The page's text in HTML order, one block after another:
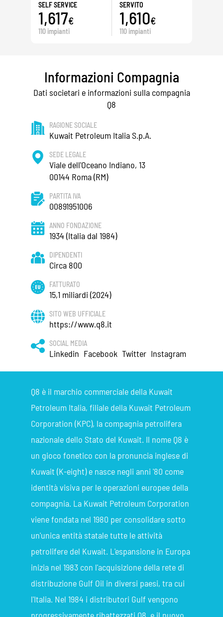
SELF SERVICE
1,617€
110 impianti
SERVITO
1,610€
110 impianti
Informazioni Compagnia
Dati societari e informazioni sulla compagnia
Q8
RAGIONE SOCIALE
Kuwait Petroleum Italia S.p.A.
SEDE LEGALE
Viale dell'Oceano Indiano, 13
00144 Roma (RM)
PARTITA IVA
00891951006
ANNO FONDAZIONE
1934 (Italia dal 1984)
DIPENDENTI
Circa 800
FATTURATO
15,1 miliardi (2024)
SITO WEB UFFICIALE
https://www.q8.it
SOCIAL MEDIA
Linkedin Facebook Twitter Instagram
Q8 è il marchio commerciale della Kuwait
Petroleum Italia, filiale della Kuwait Petroleum
Corporation (KPC), la compagnia petrolifera
nazionale dello Stato del Kuwait. Il nome Q8 è
un gioco fonetico con la pronuncia inglese di
Kuwait (K-eight) e nasce negli anni '80 come
identità visiva per le operazioni europee della
compagnia. La Kuwait Petroleum Corporation
viene fondata nel 1980 per consolidare sotto
un'unica entità statale tutte le attività
petrolifere del Kuwait. L'espansione in Europa
inizia nel 1983 con l'acquisizione della rete di
distribuzione Gulf Oil in diversi paesi, tra cui
l'Italia. Nel 1984 i distributori Gulf vengono